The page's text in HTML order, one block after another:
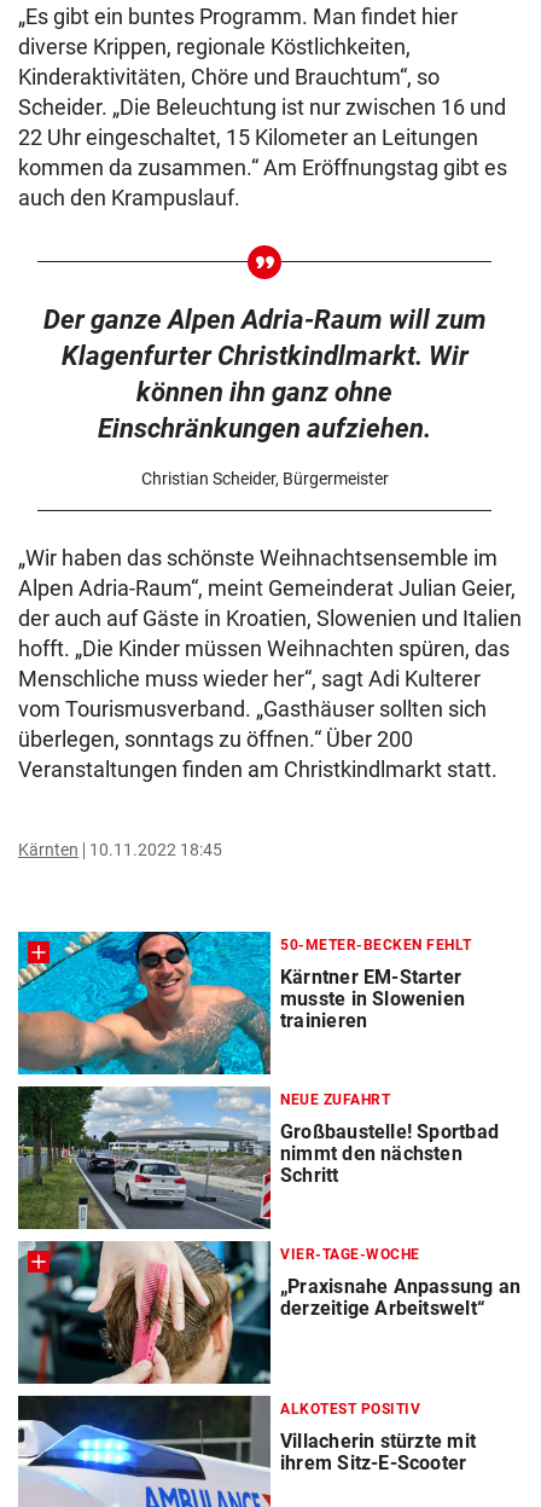
„Es gibt ein buntes Programm. Man findet hier
diverse Krippen, regionale Köstlichkeiten,
Kinderaktivitäten, Chöre und Brauchtum“, so
Scheider. „Die Beleuchtung ist nur zwischen 16 und
22 Uhr eingeschaltet, 15 Kilometer an Leitungen
kommen da zusammen.“ Am Eröffnungstag gibt es
auch den Krampuslauf.
Der ganze Alpen Adria-Raum will zum
Klagenfurter Christkindlmarkt. Wir
können ihn ganz ohne
Einschränkungen aufziehen.
Christian Scheider, Bürgermeister
„Wir haben das schönste Weihnachtsensemble im
Alpen Adria-Raum“, meint Gemeinderat Julian Geier,
der auch auf Gäste in Kroatien, Slowenien und Italien
hofft. „Die Kinder müssen Weihnachten spüren, das
Menschliche muss wieder her“, sagt Adi Kulterer
vom Tourismusverband. „Gasthäuser sollten sich
überlegen, sonntags zu öffnen.“ Über 200
Veranstaltungen finden am Christkindlmarkt statt.
Kärnten 10.11.2022 18:45
50-METER-BECKEN FEHLT
Kärntner EM-Starter
musste in Slowenien
trainieren
NEUE ZUFAHRT
Großbaustelle! Sportbad
nimmt den nächsten
Schritt
VIER-TAGE-WOCHE
„Praxisnahe Anpassung an
derzeitige Arbeitswelt“
ALKOTEST POSITIV
Villacherin stürzte mit
ihrem Sitz-E-Scooter